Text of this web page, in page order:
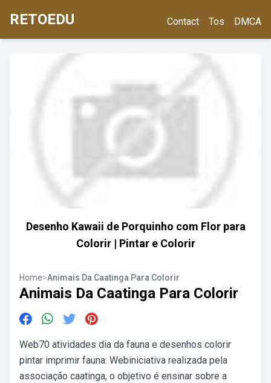
RETOEDU Contact Tos DMCA
Desenho Kawaii de Porquinho com Flor para
Colorir | Pintar e Colorir
Home>Animais Da Caatinga Para Colorir
Animais Da Caatinga Para Colorir
Web70 atividades dia da fauna e desenhos colorir
pintar imprimir fauna: Webiniciativa realizada pela
associação caatinga, o objetivo é ensinar sobre a